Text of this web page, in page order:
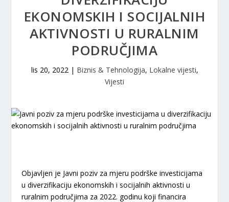
EKONOMSKIH I SOCIJALNIH
AKTIVNOSTI U RURALNIM
PODRUČJIMA
lis 20, 2022| Biznis & Tehnologija, Lokalne vijesti,
Vijesti
Objavljen je Javni poziv za mjeru podrške investicijama
u diverzifikaciju ekonomskih i socijalnih aktivnosti u
ruralnim područjima za 2022. godinu koji financira